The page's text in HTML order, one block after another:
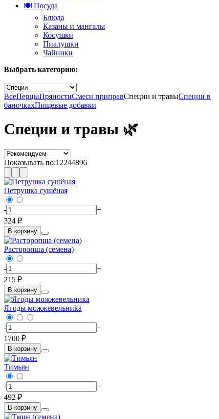
🍽️ Посуда
Блюда
Казаны и мангалы
Косушки
Пиалушки
Чайники
Выбрать категорию:
ВсеПерцыПряностиСмеси приправСпеции и травыСпеции в
баночкахПищевые добавки
Специи и травы 🌿
Показывать по:12244896
Петрушка сушёная
-
+
324 ₽
В корзину
Расторопша (семена)
-
+
215 ₽
В корзину
Ягоды можжевельника
-
+
1700 ₽
В корзину
Тимьян
-
+
492 ₽
В корзину